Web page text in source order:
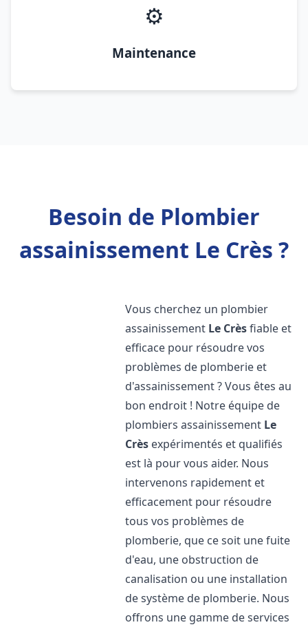
⚙️
Maintenance
Besoin de Plombier
assainissement Le Crès ?
Vous cherchez un plombier
assainissement Le Crèsfiable et
efficace pour résoudre vos
problèmes de plomberie et
d'assainissement ? Vous êtes au
bon endroit ! Notre équipe de
plombiers assainissement Le
Crès expérimentés et qualifiés
est là pour vous aider. Nous
intervenons rapidement et
efficacement pour résoudre
tous vos problèmes de
plomberie, que ce soit une fuite
d'eau, une obstruction de
canalisation ou une installation
de système de plomberie. Nous
offrons une gamme de services